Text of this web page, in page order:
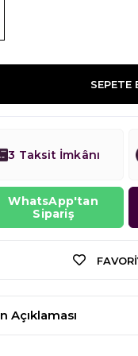
SEPETE
3 Taksit İmkânı
WhatsApp'tan
Sipariş
Açıklaması